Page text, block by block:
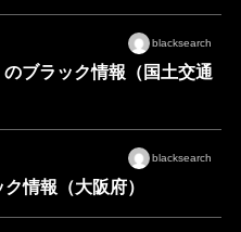
blacksearch
のブラック情報（国土交通
blacksearch
情報（大阪府）